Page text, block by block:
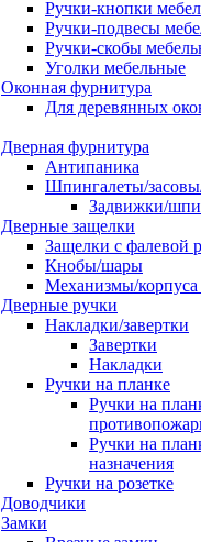
Ручки-кнопки
Ручки-подвесы
Ручки-скобы
Уголки мебельные
Оконная фурнитура
Для деревянных
Дверная фурнитура
Антипаника
Шпингалеты/
Задвижки/
Дверные защелки
Защелки с фалевой
Кнобы/шары
Механизмы/корпуса
Дверные ручки
Накладки/завертки
Завертки
Накладки
Ручки на планке
Ручки на
Ручки на
назначения
Ручки на розетке
Доводчики
Замки